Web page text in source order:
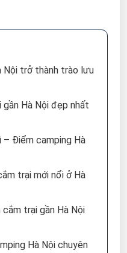
Nội trở thành trào lưu
Hà Nội đẹp nhất
– Điểm camping Hà
trại mới nổi ở Hà
trại gần Hà Nội
Hà Nội chuyên